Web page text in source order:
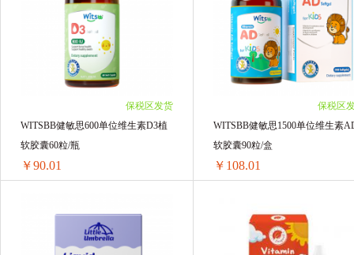
保税区发货
WITSBB健敏思600单位维生素D3植
软胶囊60粒/瓶
￥90.01
1瓶 ￥97.21(￥97.21/单瓶)
保税区
WITSBB健敏思1500单位维生素
软胶囊90粒/盒
￥108.01
1瓶 ￥115.21(￥115.21/单瓶)